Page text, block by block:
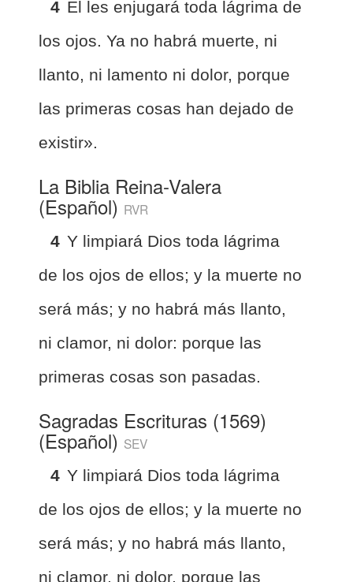
4 Él les enjugará toda lágrima de
los ojos. Ya no habrá muerte, ni
llanto, ni lamento ni dolor, porque
las primeras cosas han dejado de
existir».
La Biblia Reina-Valera
(Español) RVR
4 Y limpiará Dios toda lágrima
de los ojos de ellos; y la muerte no
será más; y no habrá más llanto,
ni clamor, ni dolor: porque las
primeras cosas son pasadas.
Sagradas Escrituras (1569)
(Español) SEV
4 Y limpiará Dios toda lágrima
de los ojos de ellos; y la muerte no
será más; y no habrá más llanto,
ni clamor, ni dolor, porque las